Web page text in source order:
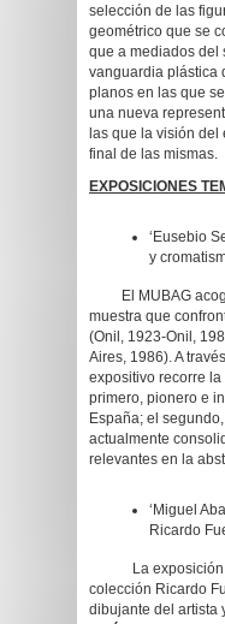
selección de las
geométrico que se
que a mediados del
vanguardia plástica
planos en las que
una nueva
las que la visión
final de las mismas.
EXPOSICIONES
‘Eusebio
y
El MUBAG
muestra que
(Onil, 1923-Onil,
Aires, 1986). A
expositivo recorre
primero, pionero e
España; el
actualmente
relevantes en la
‘Miguel
Ricardo
La exposición
colección Ricardo
dibujante del artista